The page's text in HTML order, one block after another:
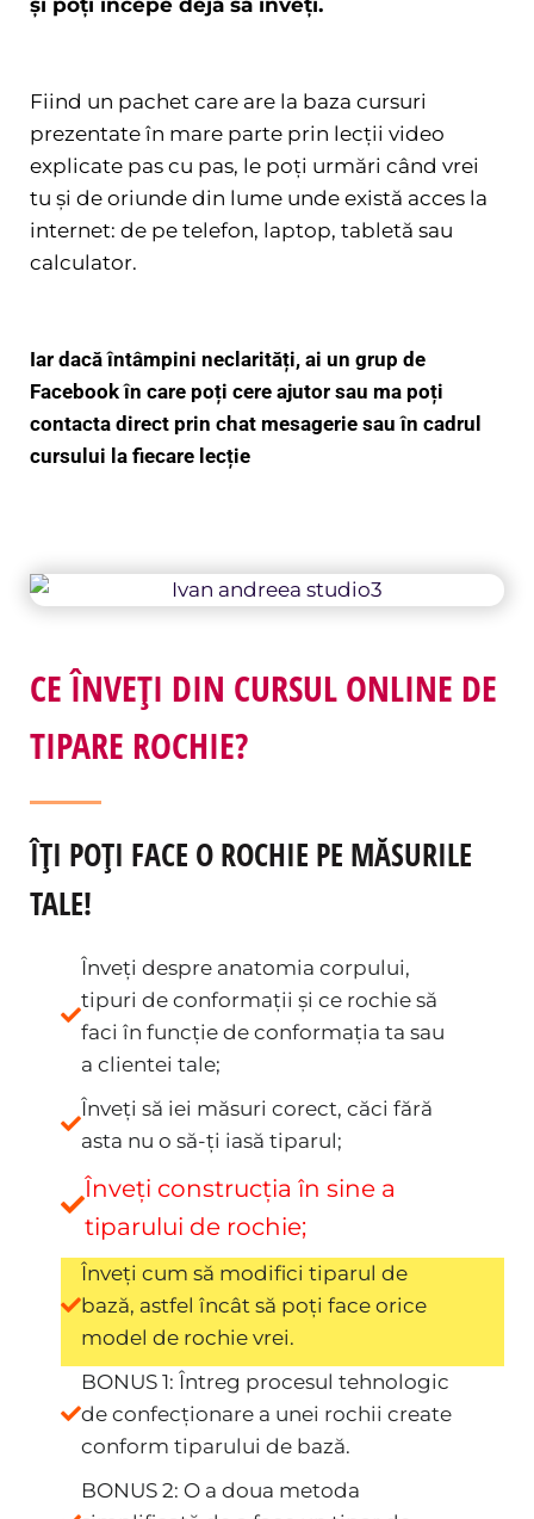
Fiind un pachet care are la baza cursuri
prezentate în mare parte prin lecții video
explicate pas cu pas, le poți urmări când vrei
tu și de oriunde din lume unde există acces la
internet: de pe telefon, laptop, tabletă sau
calculator.
Iar dacă întâmpini neclarități, ai un grup de
Facebook în care poți cere ajutor sau ma poți
contacta direct prin chat mesagerie sau în cadrul
cursului la fiecare lecție
CE ÎNVEȚI DIN CURSUL ONLINE DE
TIPARE ROCHIE?
ÎȚI POȚI FACE O ROCHIE PE MĂSURILE
TALE!
Înveți despre anatomia corpului,
tipuri de conformații și ce rochie să
faci în funcție de conformația ta sau
a clientei tale;
Înveți să iei măsuri corect, căci fără
asta nu o să-ți iasă tiparul;
Înveți construcția în sine a
tiparului de rochie;
Înveți cum să modifici tiparul de
bază, astfel încât să poți face orice
model de rochie vrei.
BONUS 1: Întreg procesul tehnologic
de confecționare a unei rochii create
conform tiparului de bază.
BONUS 2: O a doua metoda